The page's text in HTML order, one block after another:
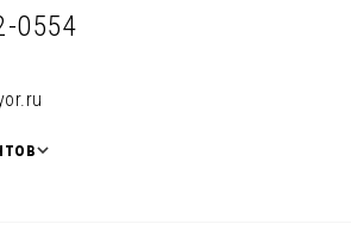
0554